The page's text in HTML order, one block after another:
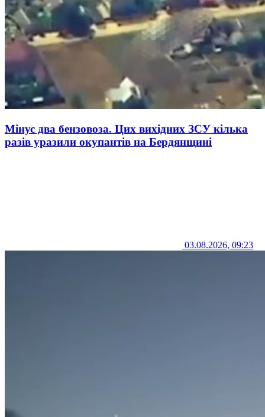
Мінус два бензовоза. Цих вихідних ЗСУ кілька
разів уразили окупантів на Бердянщині
03.08.2026, 09:23